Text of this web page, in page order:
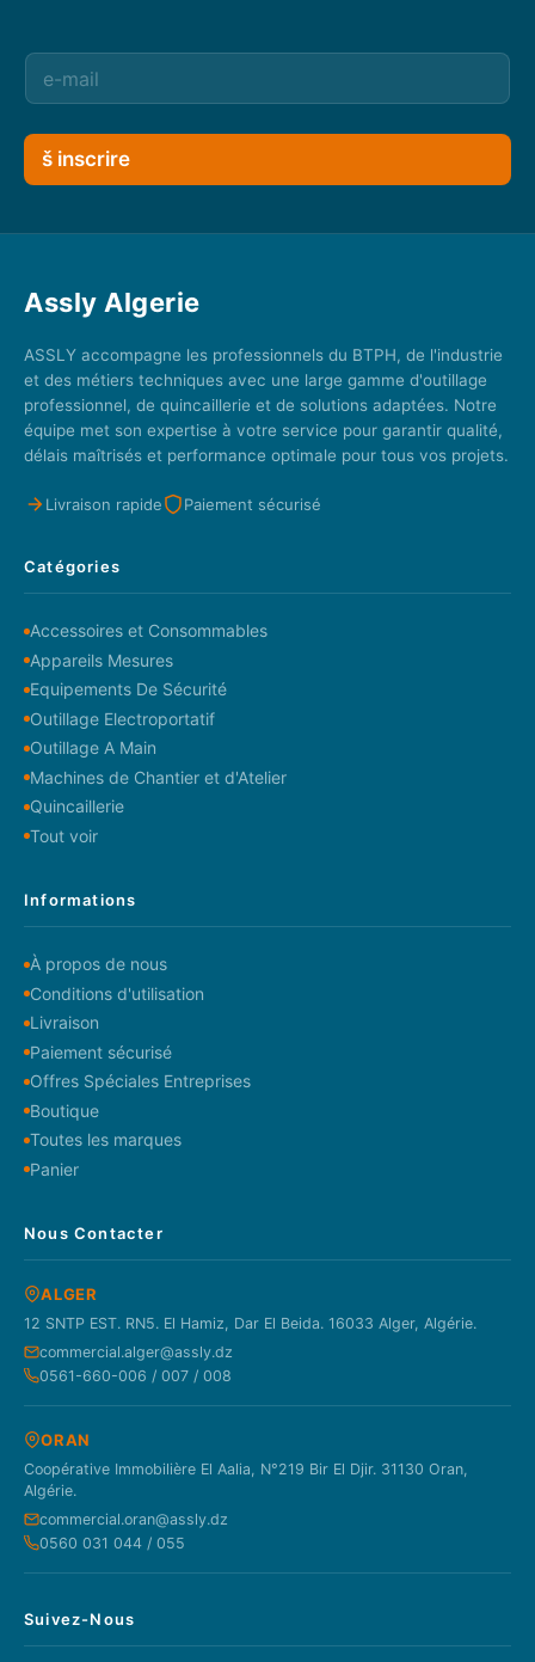
š inscrire
Assly Algerie
ASSLY accompagne les professionnels du BTPH, de l'industrie
et des métiers techniques avec une large gamme d'outillage
professionnel, de quincaillerie et de solutions adaptées. Notre
équipe met son expertise à votre service pour garantir qualité,
délais maîtrisés et performance optimale pour tous vos projets.
Livraison rapide Paiement sécurisé
Catégories
Accessoires et Consommables
Appareils Mesures
Equipements De Sécurité
Outillage Electroportatif
Outillage A Main
Machines de Chantier et d'Atelier
Quincaillerie
Tout voir
Informations
À propos de nous
Conditions d'utilisation
Livraison
Paiement sécurisé
Offres Spéciales Entreprises
Boutique
Toutes les marques
Panier
Nous Contacter
ALGER
12 SNTP EST. RN5. El Hamiz, Dar El Beida. 16033 Alger, Algérie.
commercial.alger@assly.dz
0561-660-006 / 007 / 008
ORAN
Coopérative Immobilière El Aalia, N°219 Bir El Djir. 31130 Oran,
Algérie.
commercial.oran@assly.dz
0560 031 044 / 055
Suivez-Nous